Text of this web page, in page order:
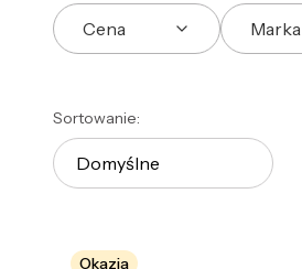
Cena Marka
Lista produktów
Sortowanie:
Domyślne
Okazja